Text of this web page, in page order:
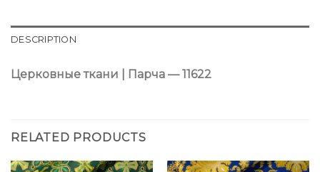
DESCRIPTION
Церковные ткани | Парча — 11622
RELATED PRODUCTS